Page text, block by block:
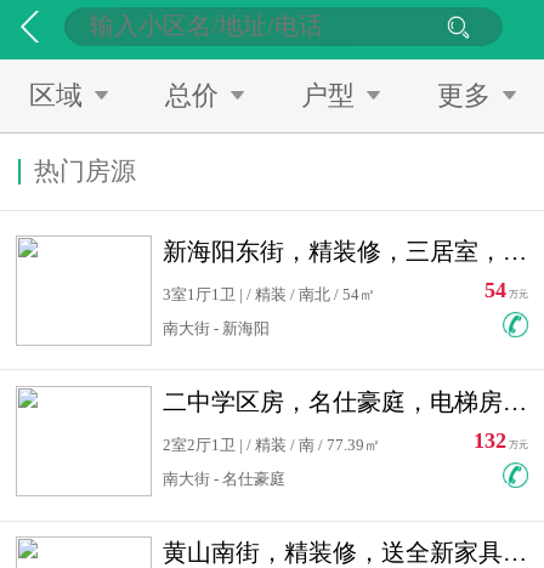
区域 总价 户型 更多
热门房源
新海阳东街，精装修，三居室，南北通透，拎包入住，单价低
3室1厅1卫 | / 精装 / 南北 / 54㎡
南大街 - 新海阳
54 万元
二中学区房，名仕豪庭，电梯房，双南卧室，单价低，急售
2室2厅1卫 | / 精装 / 南 / 77.39㎡
南大街 - 名仕豪庭
132 万元
黄山南街，精装修，送全新家具，看房有钥匙，实用面积大